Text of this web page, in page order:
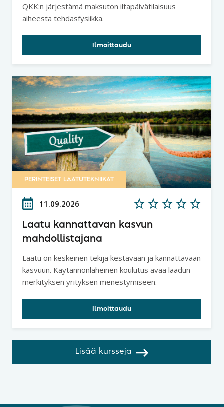
lainalaisuudet - Tehdasfysiikka
QKK:n järjestämä maksuton iltapäivätilaisuus
aiheesta tehdasfysiikka.
Ilmoittaudu
PERINTEISET LAATUTEKNIIKAT
11.09.2026
Laatu kannattavan kasvun
mahdollistajana
Laatu on keskeinen tekijä kestävään ja kannattavaan
kasvuun. Käytännönläheinen koulutus avaa laadun
merkityksen yrityksen menestymiseen.
Ilmoittaudu
Lisää kursseja